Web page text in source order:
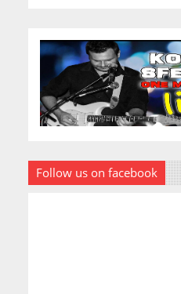
Follow us on facebook